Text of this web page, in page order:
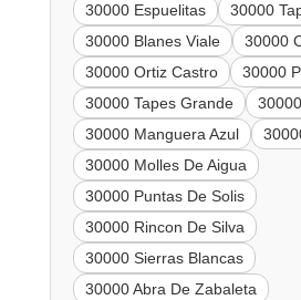
30000 Espuelitas
30000
30000 Blanes Viale
30000
30000 Ortiz Castro
30000
30000 Tapes Grande
30000 Manguera Azul
30000 Molles De Aigua
30000 Puntas De Solis
30000 Rincon De Silva
30000 Sierras Blancas
30000 Abra De Zabaleta